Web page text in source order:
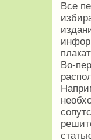
Все
Во-